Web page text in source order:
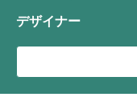
デザイナー